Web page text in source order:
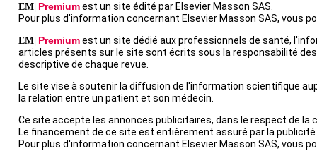
EM| Premiumest un site édité par Elsevier Masson SAS.
Pour plus d'information concernant Elsevier Masson SAS, vous
EM| Premiumest un site dédié aux professionnels de santé,
articles présents sur le site sont écrits sous la responsabilité
descriptive de chaque revue.
Le site vise à soutenir la diffusion de l'information scientifique
la relation entre un patient et son médecin.
Ce site accepte les annonces publicitaires, dans le respect de la
Le financement de ce site est entièrement assuré par la publicité
Pour plus d'information concernant Elsevier Masson SAS, vous